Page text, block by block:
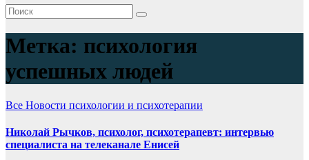
Метка: психология
успешных людей
Все Новости психологии и психотерапии
Николай Рычков, психолог, психотерапевт: интервью
специалиста на телеканале Енисей